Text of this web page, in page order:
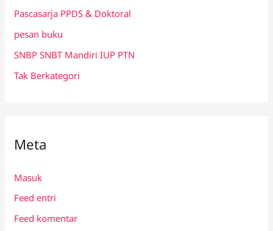
Pascasarja PPDS & Doktoral
pesan buku
SNBP SNBT Mandiri IUP PTN
Tak Berkategori
Meta
Masuk
Feed entri
Feed komentar